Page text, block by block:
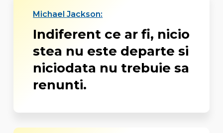
Michael Jackson:
Indiferent ce ar fi, nicio
stea nu este departe si
niciodata nu trebuie sa
renunti.